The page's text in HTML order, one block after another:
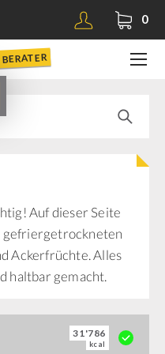
0
BERATER
Auf dieser Seite
gefriergetrockneten
Ackerfrüchte. Alles
haltbar gemacht.
31'786
kcal